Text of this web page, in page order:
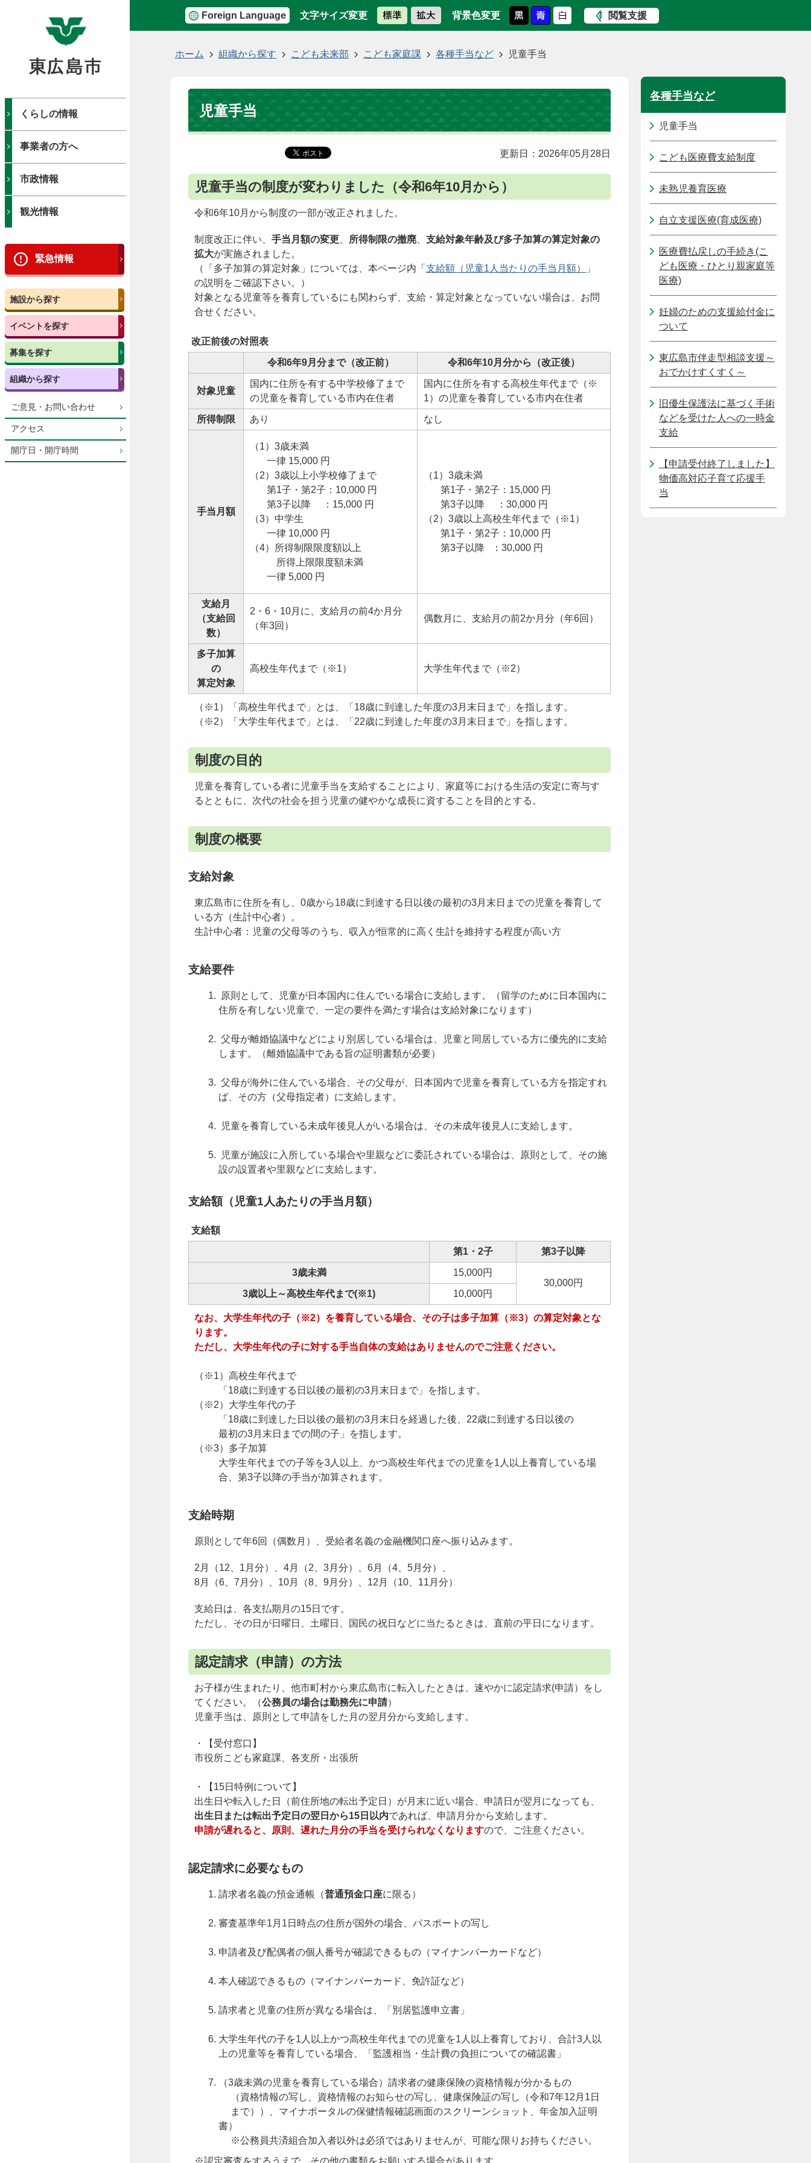
Foreign Language 文字サイズ変更 背景色変更 閲覧支援
くらしの情報
事業者の方へ
市政情報
観光情報
緊急情報
施設から探す
イベントを探す
募集を探す
組織から探す
ご意見・お問い合わせ
アクセス
開庁日・開庁時間
ホーム 組織から探す こども未来部 こども家庭課 各種手当など 児童手当
児童手当
更新日：2026年05月28日
児童手当の制度が変わりました（令和6年10月から）
令和6年10月から制度の一部が改正されました。
制度改正に伴い、 手当月額の変更 所得制限の撤廃、 支給対象年齢及び多子加算の算定対象の
拡大が実施されました。
（「多子加算の算定対象」については、本ページ内「 支給額（児童1人当たりの手当月額）
」
の説明をご確認下さい。）
対象となる児童等を養育しているにも関わらず、支給・算定対象となっていない場合は、お問
合せください。
改正前後の対照表
令和6年9月分まで（改正前） 令和6年10月分から（改正後）
対象児童
国内に住所を有する中学校修了まで
の児童を養育している市内在住者
国内に住所を有する高校生年代まで（※
1）の児童を養育している市内在住者
所得制限 あり なし
手当月額
（1）3歳未満
一律 15,000 円
（2）3歳以上小学校修了まで
第1子・第2子：10,000 円
第3子以降 ：15,000 円
（3）中学生
一律 10,000 円
（4）所得制限限度額以上
所得上限限度額未満
一律 5,000 円
（1）3歳未満
第1子・第2子：15,000 円
第3子以降 ：30,000 円
（2）3歳以上高校生年代まで（※1）
第1子・第2子：10,000 円
第3子以降 ：30,000 円
支給月
（支給回
数）
2・6・10月に、支給月の前4か月分
（年3回）
偶数月に、支給月の前2か月分（年6回）
多子加算
の
算定対象
高校生年代まで（※1） 大学生年代まで（※2）
（※1）「高校生年代まで」とは、「18歳に到達した年度の3月末日まで」を指します。
（※2）「大学生年代まで」とは、「22歳に到達した年度の3月末日まで」を指します。
制度の目的
児童を養育している者に児童手当を支給することにより、家庭等における生活の安定に寄与す
るとともに、次代の社会を担う児童の健やかな成長に資することを目的とする。
制度の概要
支給対象
東広島市に住所を有し、0歳から18歳に到達する日以後の最初の3月末日までの児童を養育して
いる方（生計中心者）。
生計中心者：児童の父母等のうち、収入が恒常的に高く生計を維持する程度が高い方
支給要件
原則として、児童が日本国内に住んでいる場合に支給します。（留学のために日本国内に
住所を有しない児童で、一定の要件を満たす場合は支給対象になります）
父母が離婚協議中などにより別居している場合は、児童と同居している方に優先的に支給
します。（離婚協議中である旨の証明書類が必要）
父母が海外に住んでいる場合、その父母が、日本国内で児童を養育している方を指定すれ
ば、その方（父母指定者）に支給します。
児童を養育している未成年後見人がいる場合は、その未成年後見人に支給します。
児童が施設に入所している場合や里親などに委託されている場合は、原則として、その施
設の設置者や里親などに支給します。
支給額（児童1人あたりの手当月額）
支給額
第1・2子 第3子以降
3歳未満
15,000円
30,000円
3歳以上～高校生年代まで(※1)
10,000円
なお、大学生年代の子（※2）を養育している場合、その子は多子加算（※3）の算定対象とな
ります。
ただし、大学生年代の子に対する手当自体の支給はありませんのでご注意ください。
（※1）高校生年代まで
「18歳に到達する日以後の最初の3月末日まで」を指します。
（※2）大学生年代の子
「18歳に到達した日以後の最初の3月末日を経過した後、22歳に到達する日以後の
最初の3月末日までの間の子」を指します。
（※3）多子加算
大学生年代までの子等を3人以上、かつ高校生年代までの児童を1人以上養育している場
合、第3子以降の手当が加算されます。
支給時期
原則として年6回（偶数月）、受給者名義の金融機関口座へ振り込みます。
2月（12、1月分）、4月（2、3月分）、6月（4、5月分）、
8月（6、7月分）、10月（8、9月分）、12月（10、11月分）
支給日は、各支払期月の15日です。
ただし、その日が日曜日、土曜日、国民の祝日などに当たるときは、直前の平日になります。
認定請求（申請）の方法
お子様が生まれたり、他市町村から東広島市に転入したときは、速やかに認定請求(申請）をし
てください。（公務員の場合は勤務先に申請）
児童手当は、原則として申請をした月の翌月分から支給します。
・【受付窓口】
市役所こども家庭課、各支所・出張所
・【15日特例について】
出生日や転入した日（前住所地の転出予定日）が月末に近い場合、申請日が翌月になっても、
出生日または転出予定日の翌日から15日以内であれば、申請月分から支給します。
申請が遅れると、原則、遅れた月分の手当を受けられなくなりますので、ご注意ください。
認定請求に必要なもの
請求者名義の預金通帳（普通預金口座に限る）
審査基準年1月1日時点の住所が国外の場合、パスポートの写し
申請者及び配偶者の個人番号が確認できるもの（マイナンバーカードなど）
本人確認できるもの（マイナンバーカード、免許証など）
請求者と児童の住所が異なる場合は、「別居監護申立書」
大学生年代の子を1人以上かつ高校生年代までの児童を1人以上養育しており、合計3人以
上の児童等を養育している場合、「監護相当・生計費の負担についての確認書」
（3歳未満の児童を養育している場合）請求者の健康保険の資格情報が分かるもの
（資格情報の写し、資格情報のお知らせの写し、健康保険証の写し（令和7年12月1日
まで））、マイナポータルの保健情報確認画面のスクリーンショット、年金加入証明
書）
※公務員共済組合加入者以外は必須ではありませんが、可能な限りお持ちください。
※認定審査をするうえで、その他の書類をお願いする場合があります。
各種手当など
児童手当
こども医療費支給制度
未熟児養育医療
自立支援医療(育成医療)
医療費払戻しの手続き(こ
ども医療・ひとり親家庭等
医療)
妊婦のための支援給付金に
ついて
東広島市伴走型相談支援～
おでかけすくすく～
旧優生保護法に基づく手術
などを受けた人への一時金
支給
【申請受付終了しました】
物価高対応子育て応援手
当